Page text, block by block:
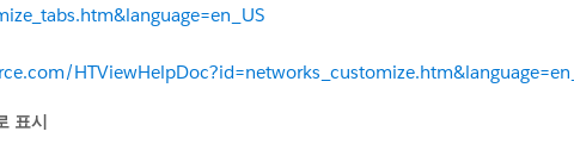
표시